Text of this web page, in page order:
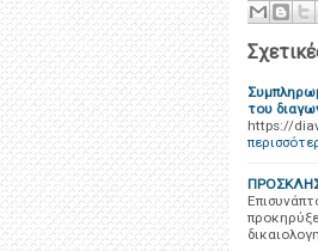
του
https://